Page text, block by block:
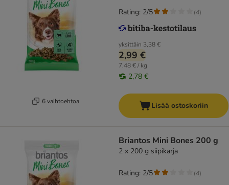
6 vaihtoehtoa
yksittäin 3,38 €
2,99 €
7,48 € / kg
2,78 €
Rating: 2/5 (4)
Lisää ostoskoriin
Briantos Mini Bones 200 g
2 x 200 g siipikarja
Rating: 2/5 (4)